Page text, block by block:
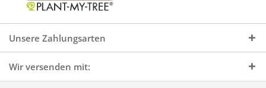
Unsere Zahlungsarten
Wir versenden mit: